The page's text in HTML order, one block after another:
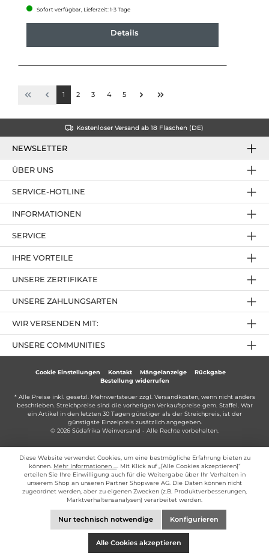
Sofort verfügbar, Lieferzeit: 1-3 Tage
Details
1 2 3 4 5
Kostenloser Versand ab 18 Flaschen (DE)
NEWSLETTER
SERVICE-HOTLINE
IHRE VORTEILE
UNSERE ZAHLUNGSARTEN
ÜBER UNS
UNSERE ZERTIFIKATE
INFORMATIONEN
SERVICE
UNSERE COMMUNITIES
WIR VERSENDEN MIT:
Cookie Einstellungen Kontakt Mängelanzeige
Rückgabe
Bestellung widerrufen
* Alle Preise inkl. gesetzl. Mehrwertsteuer zzgl. Versandkosten, wenn nicht anders
beschrieben. Streichpreise sind die vorherigen Verkaufspreise gem. Staffel. War
ein Artikel in den letzten 30 Tagen günstiger als der Streichpreis, ist der
günstigste Einzelpreis zusätzlich angegeben.
© 2026 Südafrika Weinversand - Alle Rechte vorbehalten.
Diese Website verwendet Cookies, um eine bestmögliche Erfahrung bieten zu
können. Mehr Informationen ...
. Mit Klick auf „[Alle Cookies akzeptieren]“
erteilen Sie Ihre Einwilligung auch für die Weitergabe über Ihr Verhalten in
unserem Shop an unseren Partner Shopware AG. Die Daten können nicht
zugeordnet werden, aber zu eigenen Zwecken (z.B. Produktverbesserungen,
Marktverhaltensanalysen) verarbeitet werden.
Nur technisch notwendige Konfigurieren
Alle Cookies akzeptieren